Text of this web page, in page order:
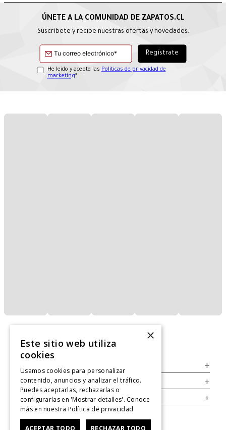
Suscríbete y recibe nuestras ofertas y novedades.
He leído y acepto las Políticas de privacidad de
marketing*
+
Legal +
Cuenta +
×
Este sitio web utiliza
cookies
Usamos cookies para personalizar
contenido, anuncios y analizar el tráfico.
Puedes aceptarlas, rechazarlas o
configurarlas en 'Mostrar detalles'. Conoce
más en nuestra Política de privacidad
ACEPTAR TODO RECHAZAR TODO